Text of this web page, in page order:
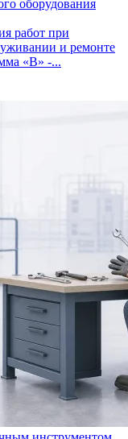
работ при
и ремонте
«В» -...